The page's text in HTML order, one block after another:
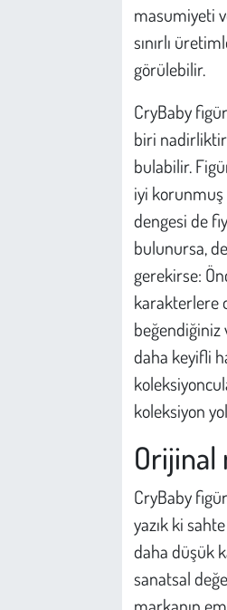
masumiyeti
sınırlı
görülebilir.
CryBaby
biri
bulabilir.
iyi
dengesi de
bulunursa,
gerekirse:
karakterlere
beğendiğiniz
daha keyifli
koleksiyon
Orijinal
CryBaby
yazık ki
daha düşük
sanatsal